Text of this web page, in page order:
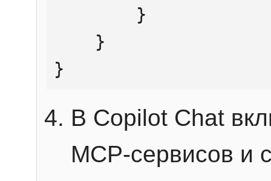
}
В Copilot Chat
MCP-сервисов и